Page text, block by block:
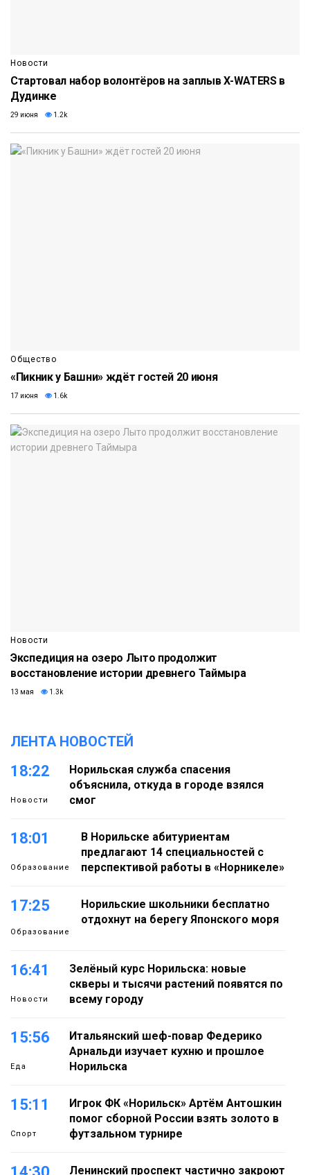
Новости
Стартовал набор волонтёров на заплыв X-WATERS в
Дудинке
29 июня 1.2k
Общество
«Пикник у Башни» ждёт гостей 20 июня
17 июня 1.6k
Новости
Экспедиция на озеро Лыто продолжит
восстановление истории древнего Таймыра
13 мая 1.3k
ЛЕНТА НОВОСТЕЙ
18:22
Новости
Норильская служба спасения
объяснила, откуда в городе взялся
смог
18:01
Образование
В Норильске абитуриентам
предлагают 14 специальностей с
перспективой работы в «Норникеле»
17:25
Образование
Норильские школьники бесплатно
отдохнут на берегу Японского моря
16:41
Новости
Зелёный курс Норильска: новые
скверы и тысячи растений появятся по
всему городу
15:56
Еда
Итальянский шеф-повар Федерико
Арнальди изучает кухню и прошлое
Норильска
15:11
Спорт
Игрок ФК «Норильск» Артём Антошкин
помог сборной России взять золото в
футзальном турнире
Ленинский проспект частично закроют